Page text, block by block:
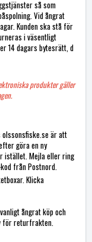
så som
Vid ångrat
Kunden ska stå för
i väsentligt
14 dagars bytesrätt, d
produkter gäller
olssonsfiske.se är att
göra en ny
istället. Mejla eller ring
från Postnord.
Klicka
ångrat köp och
för returfrakten.